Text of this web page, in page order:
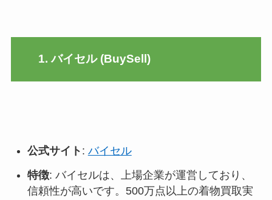
1. バイセル (BuySell)
公式サイト : バイセル
特徴: バイセルは、上場企業が運営しており、
信頼性が高いです。500万点以上の着物買取実